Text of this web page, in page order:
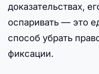
доказательствах,
оспаривать — это
способ убрать
фиксации.